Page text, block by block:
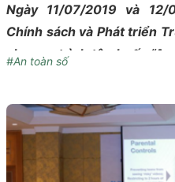
Ngày 11/07/2019 và
Chính sách và Phát triển
chương trình tập huấn
#An toàn số